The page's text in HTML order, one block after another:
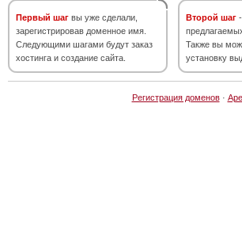
Первый шаг вы уже сделали,
зарегистрировав доменное имя.
Следующими шагами будут заказ
хостинга и создание сайта.
Второй шаг
Также вы
установку
Регистрация доменов·